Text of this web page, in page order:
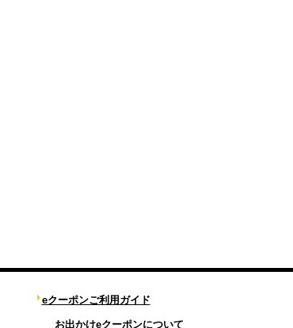
eクーポンご利用ガイド
お出かけeクーポンについて